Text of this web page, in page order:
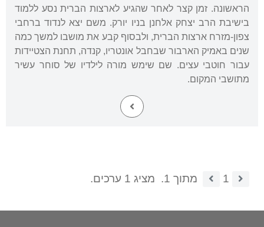
הראשונה. זמן קצר לאחר שהגיע לארצות הברית נסע ללמוד
בישיבת הרב יצחק אלחנן בניו יורק. משם יצא לנדוד ברחבי
צפון-מזרח ארצות הברית, ולבסוף קבע את מושבו למשך כמה
שנים באמיק הארבור שבחבל אונטריו, קנדה, תחנת הצטיידות
עבור חוטבי עצים. שם שימש מורה לילדיו של סוחר עשיר
מתושבי המקום.
1 מתוך 1. מציג 1 ערכים.